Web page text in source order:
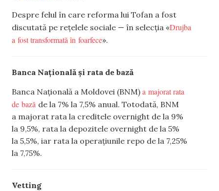
Despre felul în care reforma lui Tofan a fost
discutată pe rețelele sociale — în selecția «Drujba
a fost transformată în foarfece».
Banca Națională și rata de bază
Banca Națională a Moldovei (BNM) a majorat rata
de bază de la 7% la 7,5% anual. Totodată, BNM
a majorat rata la creditele overnight de la 9%
la 9,5%, rata la depozitele overnight de la 5%
la 5,5%, iar rata la operațiunile repo de la 7,25%
la 7,75%.
Vetting